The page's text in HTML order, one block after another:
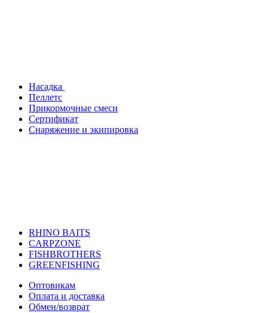
Насадка
Пеллетс
Прикормочные смеси
Сертификат
Снаряжение и экипировка
RHINO BAITS
CARPZONE
FISHBROTHERS
GREENFISHING
Оптовикам
Оплата и доставка
Обмен/возврат